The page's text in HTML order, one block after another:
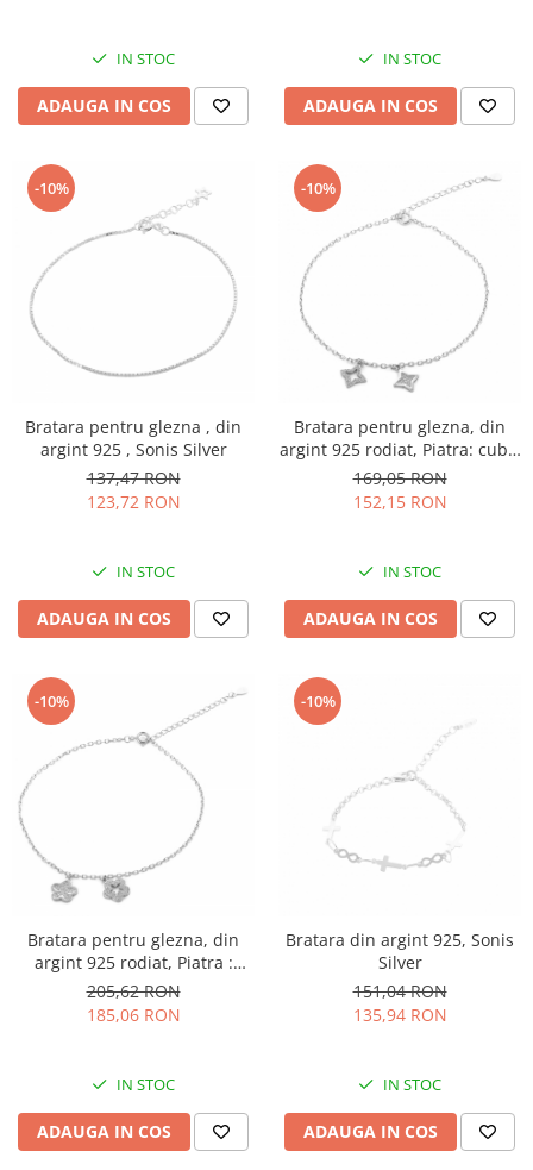
IN STOC
ADAUGA IN COS
IN STOC
ADAUGA IN COS
-10%
Bratara pentru glezna , din
argint 925 , Sonis Silver
137,47 RON
123,72 RON
IN STOC
ADAUGA IN COS
-10%
Bratara pentru glezna, din
argint 925 rodiat, Piatra: cubic
zirconia, Culoare:
transparenta, Sonis Silver
169,05 RON
152,15 RON
IN STOC
ADAUGA IN COS
-10%
Bratara pentru glezna, din
argint 925 rodiat, Piatra :
cubic zirconia , Culoare :
transparenta , Sonis Silver
205,62 RON
185,06 RON
IN STOC
ADAUGA IN COS
-10%
Bratara din argint 925, Sonis
Silver
151,04 RON
135,94 RON
IN STOC
ADAUGA IN COS